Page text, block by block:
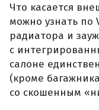
Что касается
можно узнать по
радиатора и
с
салоне
(кроме
со скошенным